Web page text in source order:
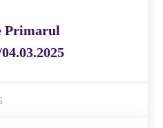
Primarul